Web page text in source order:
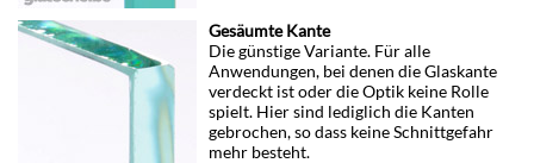
Gesäumte Kante
Die günstige Variante. Für alle
Anwendungen, bei denen die Glaskante
verdeckt ist oder die Optik keine Rolle
spielt. Hier sind lediglich die Kanten
gebrochen, so dass keine Schnittgefahr
mehr besteht.